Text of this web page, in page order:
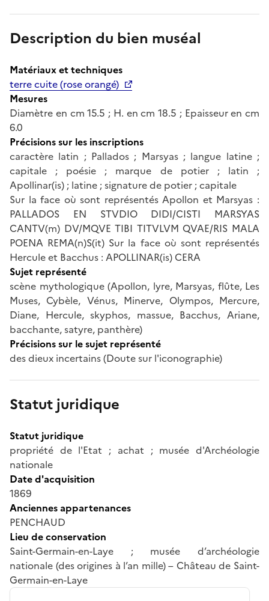
Description du bien muséal
Matériaux et techniques
terre cuite (rose orangé)
Mesures
Diamètre en cm 15.5 ; H. en cm 18.5 ; Epaisseur en cm
6.0
Précisions sur les inscriptions
caractère latin ; Pallados ; Marsyas ; langue latine ;
capitale ; poésie ; marque de potier ; latin ;
Apollinar(is) ; latine ; signature de potier ; capitale
Sur la face où sont représentés Apollon et Marsyas :
PALLADOS EN STVDIO DIDI/CISTI MARSYAS
CANTV(m) DV/MQVE TIBI TITVLVM QVAE/RIS MALA
POENA REMA(n)S(it) Sur la face où sont représentés
Hercule et Bacchus : APOLLINAR(is) CERA
Sujet représenté
scène mythologique (Apollon, lyre, Marsyas, flûte, Les
Muses, Cybèle, Vénus, Minerve, Olympos, Mercure,
Diane, Hercule, skyphos, massue, Bacchus, Ariane,
bacchante, satyre, panthère)
Précisions sur le sujet représenté
des dieux incertains (Doute sur l'iconographie)
Statut juridique
Statut juridique
propriété de l'Etat ; achat ; musée d'Archéologie
nationale
Date d'acquisition
1869
Anciennes appartenances
PENCHAUD
Lieu de conservation
Saint-Germain-en-Laye ; musée d’archéologie
nationale (des origines à l’an mille) – Château de Saint-
Germain-en-Laye